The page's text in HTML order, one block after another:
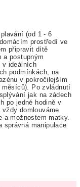
(od 1 - 6
prostředí ve
připravit dítě
a postupným
v ideálních
podmínkách, na
v pokročilejším
měsíců). Po zvládnutí
jak na zádech
po jedné hodině v
domlouváme
a možnostem matky.
správná manipulace